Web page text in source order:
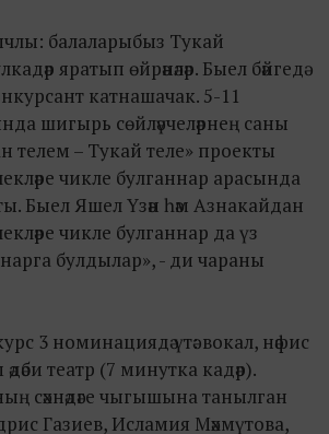
балаларыбыз Тукай
яратып өйрәнәләр. Быел бәйгедә
катнашачак. 5-11
шигырь сөйләүчеләрнең саны
телем – Тукай теле» проекты
чикле булганнар арасында
Быел Яшел Үзән һәм Азнакайдан
чикле булганнар да үз
булдылар», - ди чараны
3 номинациядә үтә: вокал, нәфис
театр (7 минутка кадәр).
сәхнәдәге чыгышына танылган
Газиев, Исламия Мәхмүтова,